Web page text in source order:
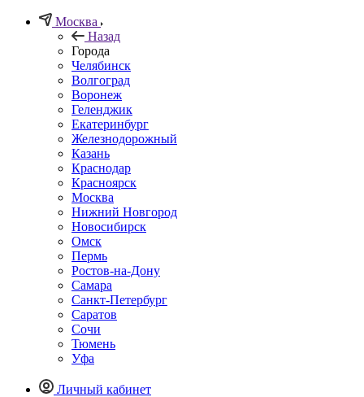
Москва
Назад
Города
Челябинск
Волгоград
Воронеж
Геленджик
Екатеринбург
Железнодорожный
Казань
Краснодар
Красноярск
Москва
Нижний Новгород
Новосибирск
Омск
Пермь
Ростов-на-Дону
Самара
Санкт-Петербург
Саратов
Сочи
Тюмень
Уфа
Личный кабинет